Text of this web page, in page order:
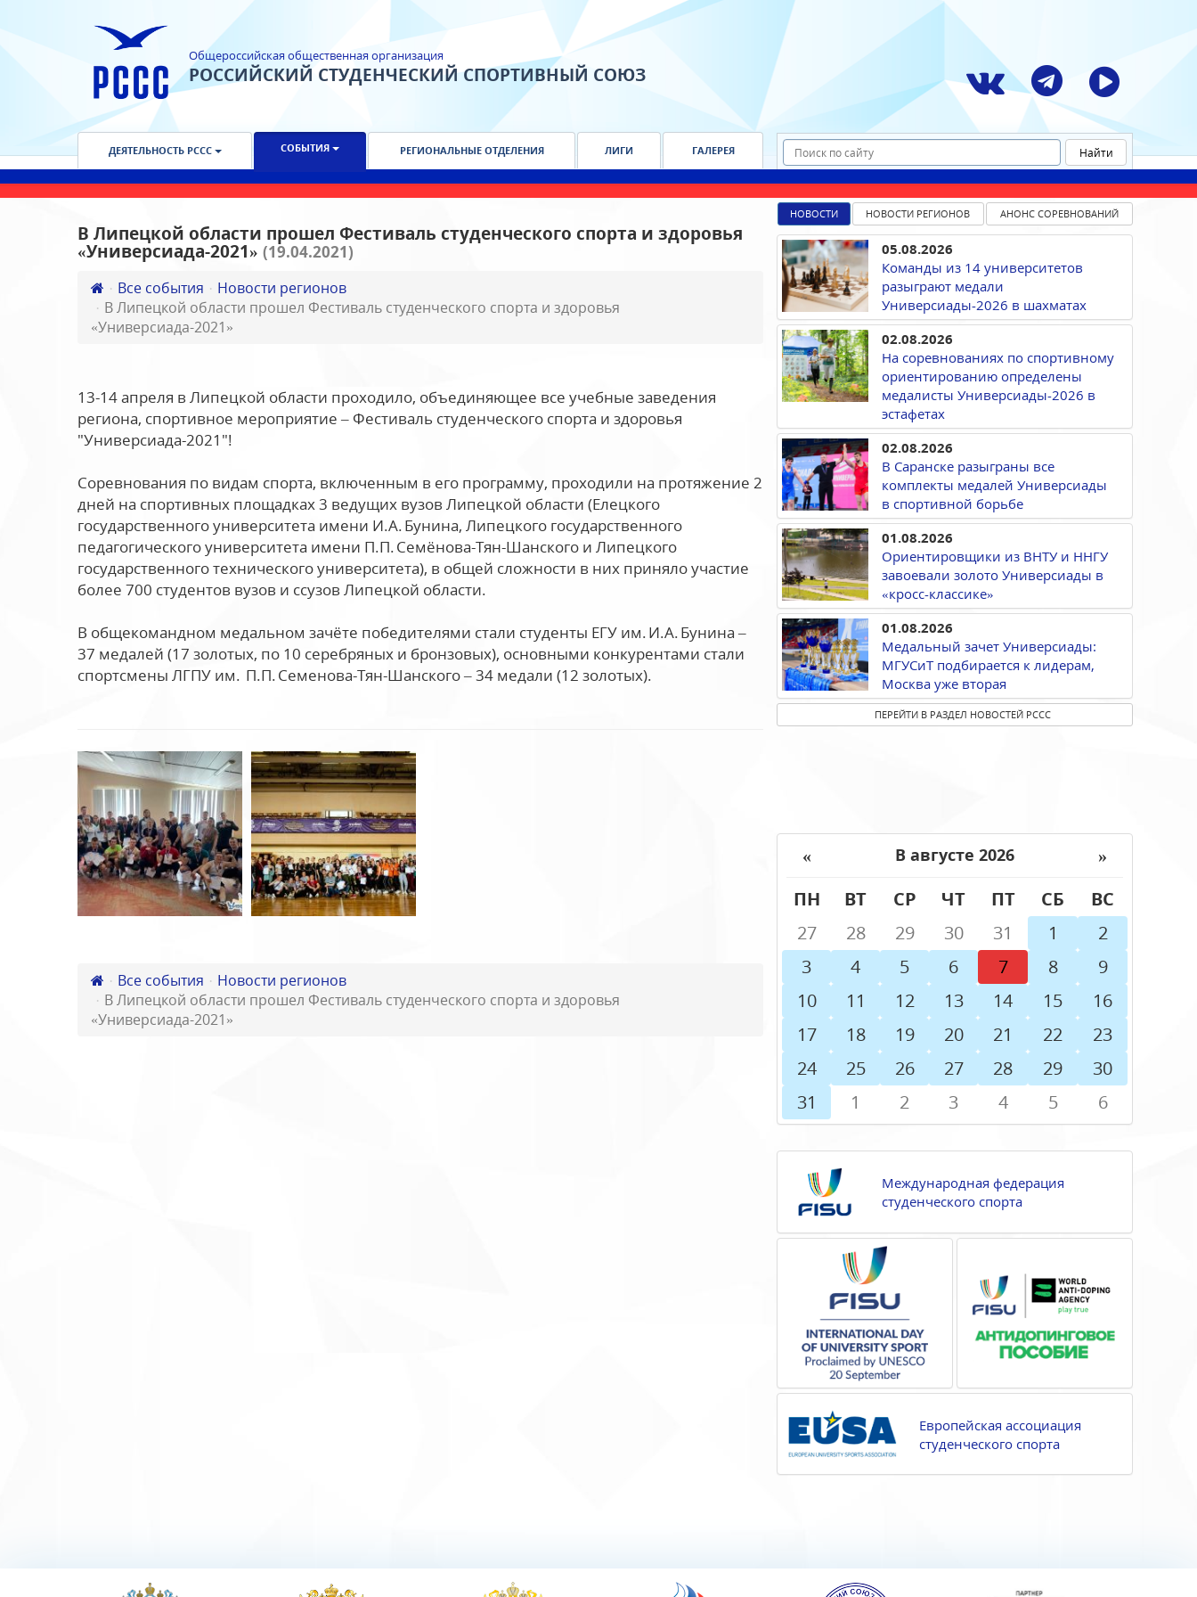
Общероссийская общественная организация
РОССИЙСКИЙ СТУДЕНЧЕСКИЙ СПОРТИВНЫЙ СОЮЗ
ДЕЯТЕЛЬНОСТЬ РССС СОБЫТИЯ РЕГИОНАЛЬНЫЕ ОТДЕЛЕНИЯ ЛИГИ ГАЛЕРЕЯ
В Липецкой области прошел Фестиваль студенческого спорта и здоровья
«Универсиада-2021» (19.04.2021)
Все события
Новости регионов
В Липецкой области прошел Фестиваль студенческого спорта и здоровья
«Универсиада-2021»
13-14 апреля в Липецкой области проходило, объединяющее все учебные заведения
региона, спортивное мероприятие – Фестиваль студенческого спорта и здоровья
"Универсиада-2021"!
Соревнования по видам спорта, включенным в его программу, проходили на протяжение 2
дней на спортивных площадках 3 ведущих вузов Липецкой области (Елецкого
государственного университета имени И.А. Бунина, Липецкого государственного
педагогического университета имени П.П. Семёнова-Тян-Шанского и Липецкого
государственного технического университета), в общей сложности в них приняло участие
более 700 студентов вузов и ссузов Липецкой области.
В общекомандном медальном зачёте победителями стали студенты ЕГУ им. И.А. Бунина –
37 медалей (17 золотых, по 10 серебряных и бронзовых), основными конкурентами стали
спортсмены ЛГПУ им. П.П. Семенова-Тян-Шанского – 34 медали (12 золотых).
Все события
Новости регионов
В Липецкой области прошел Фестиваль студенческого спорта и здоровья
«Универсиада-2021»
НОВОСТИ НОВОСТИ РЕГИОНОВ АНОНС СОРЕВНОВАНИЙ
05.08.2026
Команды из 14 университетов
разыграют медали
Универсиады-2026 в шахматах
02.08.2026
На соревнованиях по спортивному
ориентированию определены
медалисты Универсиады-2026 в
эстафетах
02.08.2026
В Саранске разыграны все
комплекты медалей Универсиады
в спортивной борьбе
01.08.2026
Ориентировщики из ВНТУ и ННГУ
завоевали золото Универсиады в
«кросс-классике»
01.08.2026
Медальный зачет Универсиады:
МГУСиТ подбирается к лидерам,
Москва уже вторая
ПЕРЕЙТИ В РАЗДЕЛ НОВОСТЕЙ РССС
« В августе 2026
»
ПН
ВТ СР ЧТ ПТ СБ
ВС
27
28 29 30 31 1
2
3
4 5 6 7 8
9
10
11 12 13 14 15
16
17
18 19 20 21 22
23
24
25 26 27 28 29
30
31
1 2 3 4 5 6
Международная федерация
студенческого спорта
Европейская ассоциация
студенческого спорта